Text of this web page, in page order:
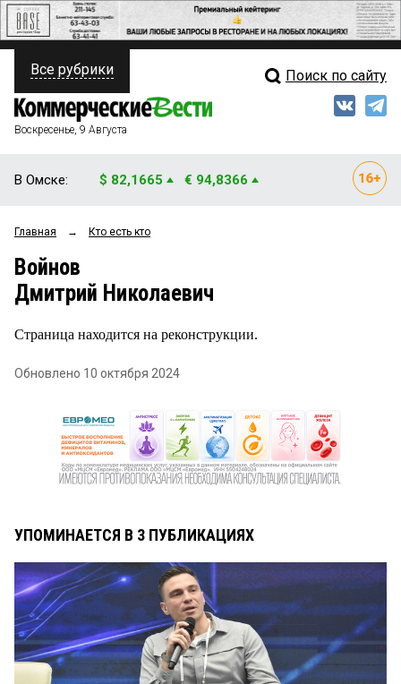
ПОЛИТИКА
ФИНАНСЫ
ОБЩЕСТВО
ЗАКОН
Свежий выпуск
Все рубрики Поиск по сайту
Воскресенье, 9 Августа
В Омске: $ 82,1665 € 94,8366
Главная → Кто есть кто
Войнов
Дмитрий Николаевич
Страница находится на реконструкции.
Обновлено 10 октября 2024
УПОМИНАЕТСЯ В 3 ПУБЛИКАЦИЯХ